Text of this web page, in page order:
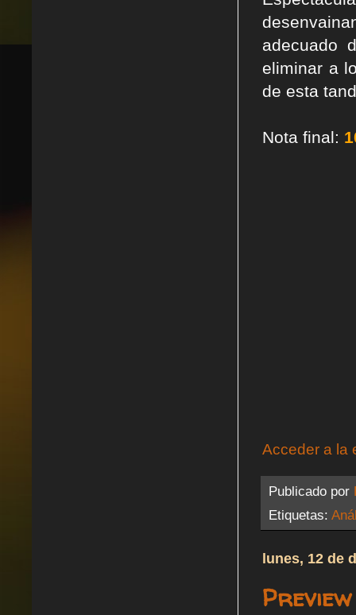
adecuado
eliminar a
de esta
Nota final:
Acceder a la
Publicado por
Etiquetas:
lunes, 12 de